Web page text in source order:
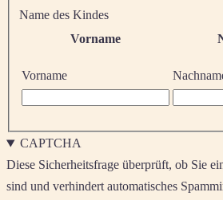
Name des Kindes
Vorname
Vorname
CAPTCHA
Diese Sicherheitsfrage überprüft, ob Sie
sind und verhindert automatisches